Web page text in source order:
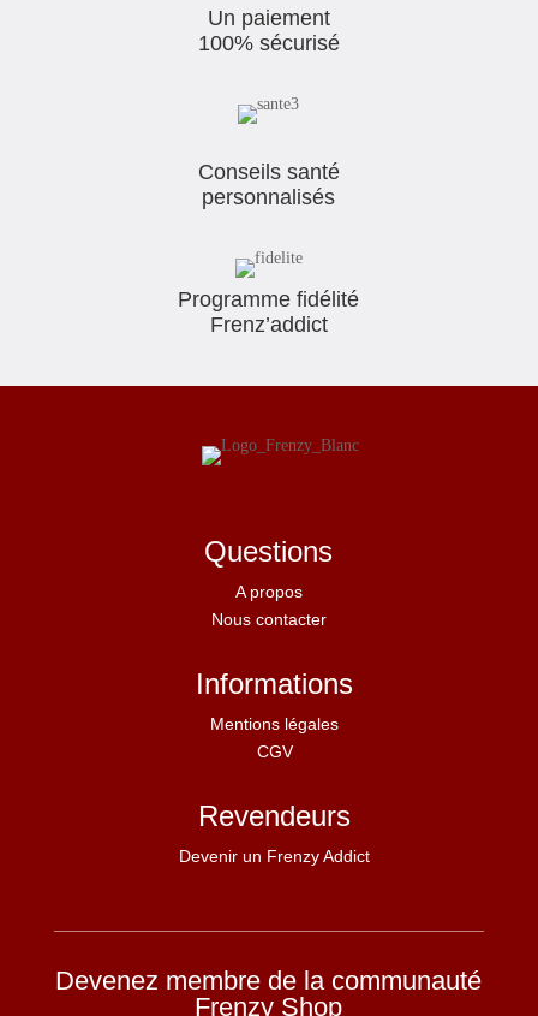
Un paiement
100% sécurisé
Conseils santé
personnalisés
Programme fidélité
Frenz’addict
Questions
A propos
Nous contacter
Informations
Mentions légales
CGV
Revendeurs
Devenir un Frenzy Addict
Devenez membre de la communauté
Frenzy Shop